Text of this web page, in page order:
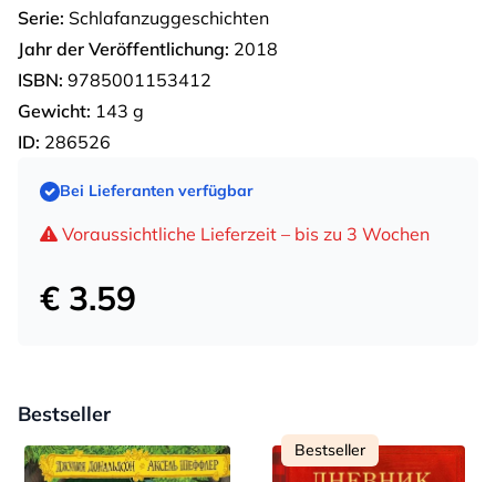
Serie: Schlafanzuggeschichten
Jahr der Veröffentlichung: 2018
ISBN: 9785001153412
Gewicht: 143 g
ID: 286526
Bei Lieferanten verfügbar
Voraussichtliche Lieferzeit – bis zu 3 Wochen
€ 3.59
Bestseller
Bestseller